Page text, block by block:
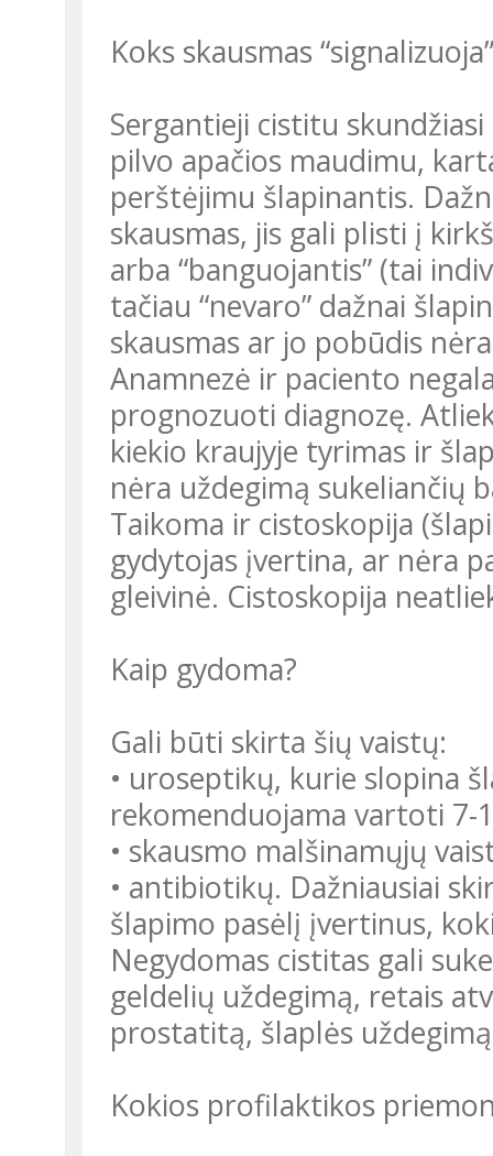
Koks skausmas
Sergantieji cistitu
pilvo apačios maudimu,
perštėjimu šlapinantis.
skausmas, jis gali plisti į
arba “banguojantis” (tai
tačiau “nevaro” dažnai
skausmas ar jo pobūdis
Anamnezė ir paciento
prognozuoti diagnozę.
kiekio kraujyje tyrimas ir
nėra uždegimą sukeliančių
Taikoma ir cistoskopija
gydytojas įvertina, ar nėra
gleivinė. Cistoskopija
Kaip gydoma?
Gali būti skirta šių vaistų:
• uroseptikų, kurie slopina
rekomenduojama vartoti 7-
• skausmo malšinamųjų
• antibiotikų. Dažniausiai
šlapimo pasėlį įvertinus,
Negydomas cistitas gali
geldelių uždegimą, retais
prostatitą, šlaplės
Kokios profilaktikos